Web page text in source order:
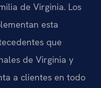
de Virginia. Los
esta
que
de Virginia y
a clientes en todo